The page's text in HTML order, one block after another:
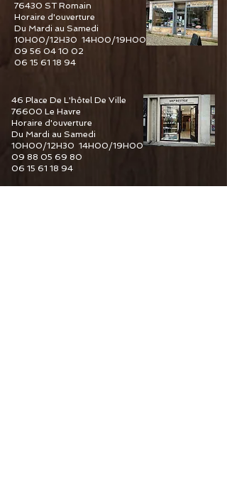
76430 ST Romain
Horaire d'ouverture
Du Mardi au Samedi
10H00/12H30 14H00/19H00
09 56 04 10 02
06 15 61 18 94
46 Place De L'hôtel De Ville
76600 Le Havre
Horaire d'ouverture
Du Mardi au Samedi
10H00/12H30 14H00/19H00
09 88 05 69 80
06 15 61 18 94